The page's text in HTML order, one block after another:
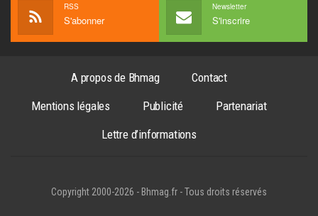
RSS
S'abonner
Newsletter
S'inscrire
A propos de Bhmag
Contact
Mentions légales
Publicité
Partenariat
Lettre d’informations
Copyright 2000-2026 - Bhmag.fr - Tous droits réservés